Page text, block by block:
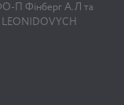
ФО-П Фінберг А.Л та